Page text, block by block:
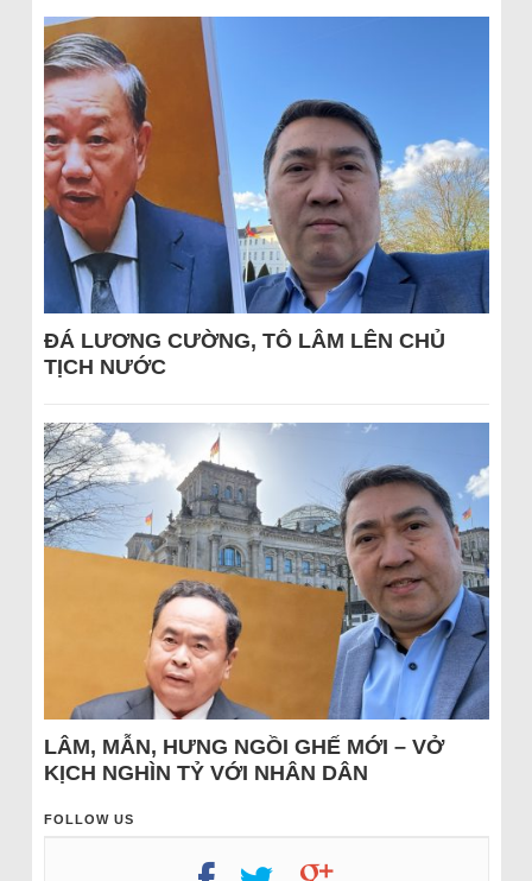
ĐÁ LƯƠNG CƯỜNG, TÔ LÂM LÊN CHỦ
TỊCH NƯỚC
LÂM, MẪN, HƯNG NGỒI GHẾ MỚI – VỞ
KỊCH NGHÌN TỶ VỚI NHÂN DÂN
FOLLOW US